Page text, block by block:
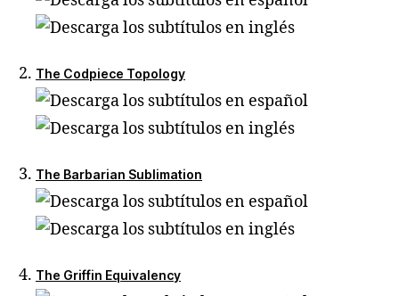
The Codpiece Topology
The Barbarian Sublimation
The Griffin Equivalency